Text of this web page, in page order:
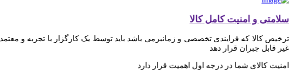
سلامتی و امنیت کامل کالا
ترخیص کالا که فرایندی تخصصی و زمانبرمی باشد باید توسط یک کارگزار با تجربه و
غیر قابل جبران قرار دهد
امنیت کالای شما در درجه اول اهمیت قرار دارد